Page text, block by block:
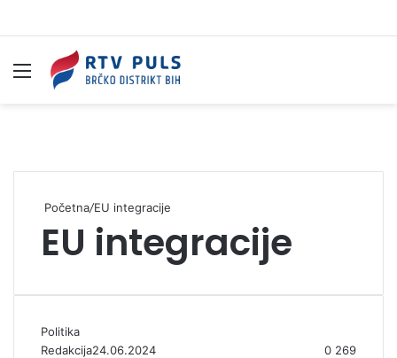
Izbornik
Početna/EU integracije
EU integracije
Politika
Redakcija24.06.2024 0 269